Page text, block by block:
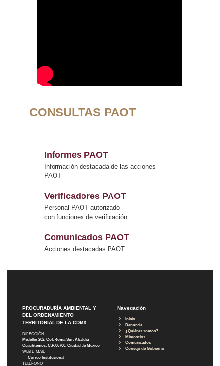
CONSULTAS PAOT
Informes PAOT
Información destacada de las acciones
PAOT
Verificadores PAOT
Personal PAOT autorizado
con funciones de verificación
Comunicados PAOT
Acciones destacadas PAOT
PROCURADURÍA AMBIENTAL Y
DEL ORDENAMIENTO
TERRITORIAL DE LA CDMX
DIRECCIÓN
Medellín 202, Col. Roma Sur, Alcaldía
Cuauhtémoc, C.P. 06700, Ciudad de México
WEB E-MAIL
Correo Institucional
TELÉFONO
Navegación
Inicio
Denuncia
¿Quiénes somos?
Micrositios
Comunicados
Consejo de Gobierno